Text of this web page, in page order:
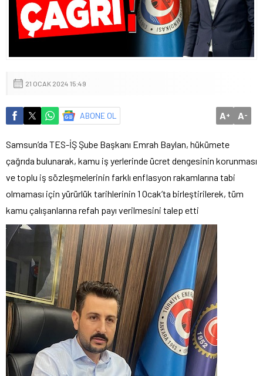
21 OCAK 2024 15:49
ABONE OL A+ A-
Samsun’da TES-İŞ Şube Başkanı Emrah Baylan, hükümete
çağrıda bulunarak, kamu iş yerlerinde ücret dengesinin korunması
ve toplu iş sözleşmelerinin farklı enflasyon rakamlarına tabi
olmaması için yürürlük tarihlerinin 1 Ocak’ta birleştirilerek, tüm
kamu çalışanlarına refah payı verilmesini talep etti